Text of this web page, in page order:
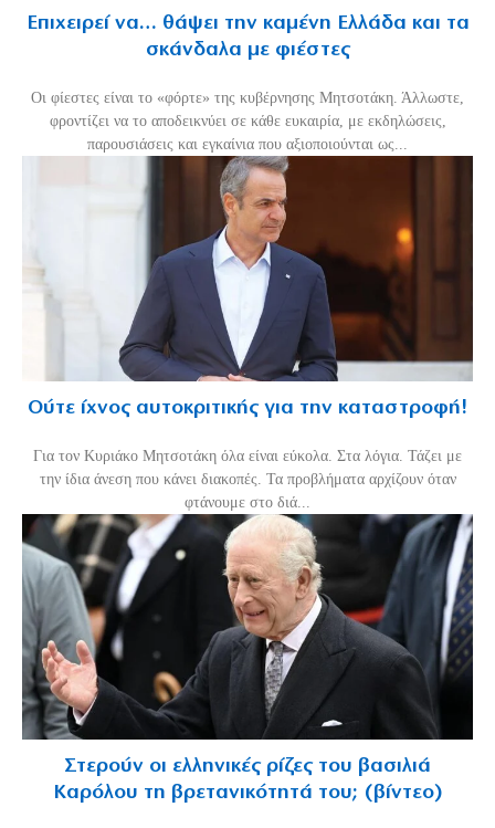
Επιχειρεί να… θάψει την καμένη Ελλάδα και τα
σκάνδαλα με φιέστες
Οι φίεστες είναι το «φόρτε» της κυβέρνησης Μητσοτάκη. Άλλωστε,
φροντίζει να το αποδεικνύει σε κάθε ευκαιρία, με εκδηλώσεις,
παρουσιάσεις και εγκαίνια που αξιοποιούνται ως...
Ούτε ίχνος αυτοκριτικής για την καταστροφή!
Για τον Κυριάκο Μητσοτάκη όλα είναι εύκολα. Στα λόγια. Τάζει με
την ίδια άνεση που κάνει διακοπές. Τα προβλήματα αρχίζουν όταν
φτάνουμε στο διά...
Στερούν οι ελληνικές ρίζες του βασιλιά
Καρόλου τη βρετανικότητά του; (βίντεο)